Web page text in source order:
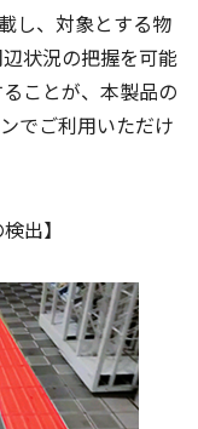
し、対象とする物
状況の把握を可能
ことが、本製品の
でご利用いただけ
出】